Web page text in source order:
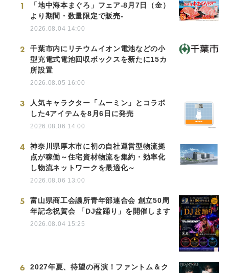
1
「地中海本まぐろ」フェア-8月7日（金）
より期間・数量限定で販売-
2026.08.04 14:00
2
千葉市内にリチウムイオン電池などの小
型充電式電池回収ボックスを新たに15カ
所設置
2026.08.05 16:00
3
人気キャラクター「ムーミン」とコラボ
した4アイテムを8月6日に発売
2026.08.06 14:00
4
神奈川県厚木市に初の自社運営型物流拠
点が稼働～住宅資材物流を集約・効率化
し物流ネットワークを最適化～
2026.08.06 13:00
5
富山県商工会議所青年部連合会 創立50周
年記念祝賀会 「DJ盆踊り」を開催します
2026.08.04 15:25
6
2027年夏、待望の再演！ファントム＆ク